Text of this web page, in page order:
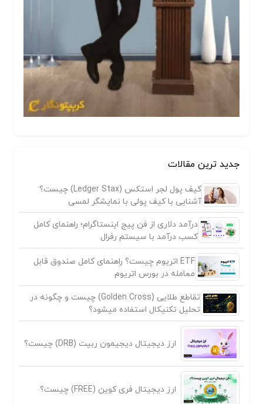
جدید ترین مقالات
کیف پول لجر استکس (Ledger Stax) چیست؟
آشنایی با کیف پولی با نمایشگر لمسی
درآمد دلاری از فن پیج اینستاگرام؛ راهنمای کامل
کسب درآمد با سیستم رفرال
ETF اتریوم چیست؟ راهنمای کامل صندوق قابل
معامله در بورس اتریوم
تقاطع طلایی (Golden Cross) چیست و چگونه در
تحلیل تکنیکال استفاده میشود؟
ارز دیجیتال دیجیمون ربیت (DRB) چیست؟
ارز دیجیتال فری کوین (FREE) چیست؟